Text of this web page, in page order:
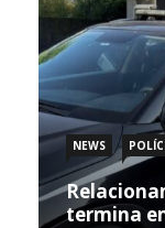
NEWS
termina